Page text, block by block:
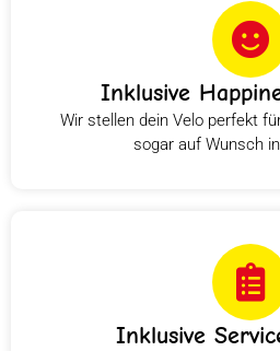
Inklusive
Wir stellen dein Velo perfekt
sogar auf Wunsch
Inklusive